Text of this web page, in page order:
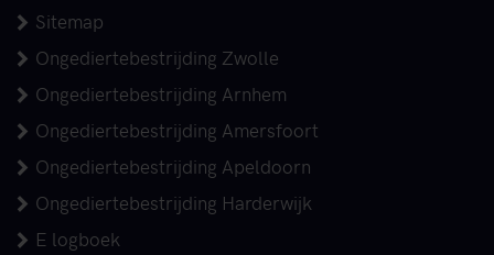
Sitemap
Ongediertebestrijding Zwolle
Ongediertebestrijding Arnhem
Ongediertebestrijding Amersfoort
Ongediertebestrijding Apeldoorn
Ongediertebestrijding Harderwijk
E logboek